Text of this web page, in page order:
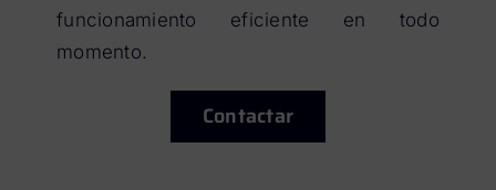
funcionamiento eficiente en todo
momento.
Contactar